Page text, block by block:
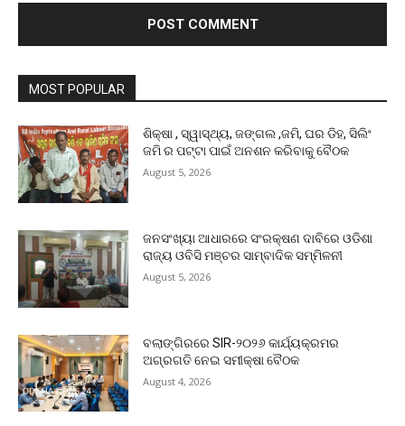
MOST POPULAR
ଶିକ୍ଷା , ସ୍ୱାସ୍ଥ୍ୟ, ଜଙ୍ଗଲ ,ଜମି, ଘର ଡିହ, ସିଲିଂ
ଜମି ର ପଟ୍ଟା ପାଇଁ ଅନଶନ କରିବାକୁ ବୈଠକ
August 5, 2026
ଜନସଂଖ୍ୟା ଆଧାରରେ ସଂରକ୍ଷଣ ଦାବିରେ ଓଡିଶା
ରାଜ୍ୟ ଓବିସି ମଞ୍ଚର ସାମ୍ବାଦିକ ସମ୍ମିଳନୀ
August 5, 2026
ବଲାଙ୍ଗିରରେ SIR-୨୦୨୬ କାର୍ଯ୍ୟକ୍ରମର
ଅଗ୍ରଗତି ନେଇ ସମୀକ୍ଷା ବୈଠକ
August 4, 2026